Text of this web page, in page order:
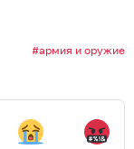
армия и оружие